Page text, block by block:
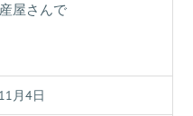
屋さんで
月4日